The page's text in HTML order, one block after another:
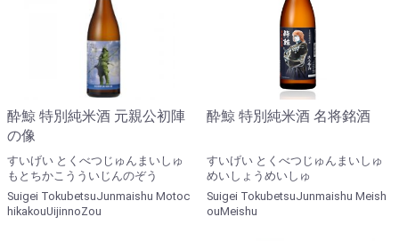
酔鯨 特別純米酒 元親公初陣
の像
すいげい とくべつじゅんまいしゅ
もとちかこうういじんのぞう
Suigei TokubetsuJunmaishu Motoc
hikakouUijinnoZou
酔鯨 特別純米酒 名将銘酒
すいげい とくべつじゅんまいしゅ
めいしょうめいしゅ
Suigei TokubetsuJunmaishu Meish
ouMeishu